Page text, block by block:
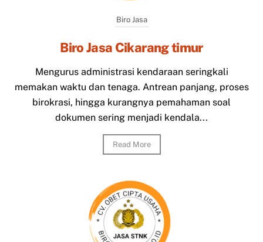
Biro Jasa
Biro Jasa Cikarang timur
Mengurus administrasi kendaraan seringkali
memakan waktu dan tenaga. Antrean panjang, proses
birokrasi, hingga kurangnya pemahaman soal
dokumen sering menjadi kendala...
Read More